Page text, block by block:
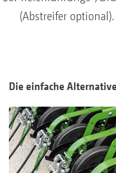
(Abstreifer optional).
Die einfache